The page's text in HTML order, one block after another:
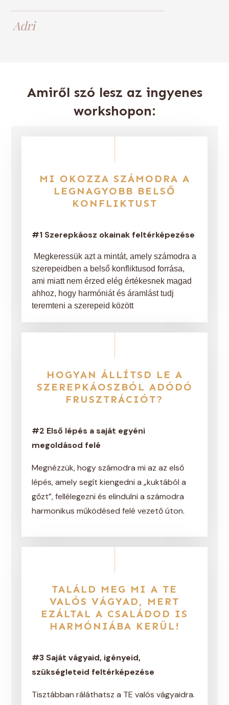
Adri
Amiről szó lesz az ingyenes
workshopon:
MI OKOZZA SZÁMODRA A
LEGNAGYOBB BELSŐ
KONFLIKTUST
#1 Szerepkáosz okainak feltérképezése
Megkeressük azt a mintát, amely számodra a
szerepeidben a belső konfliktusod forrása,
ami miatt nem érzed elég értékesnek magad
ahhoz, hogy harmóniát és áramlást tudj
teremteni a szerepeid között
HOGYAN ÁLLÍTSD LE A
SZEREPKÁOSZBÓL ADÓDÓ
FRUSZTRÁCIÓT?
#2 Első lépés a saját egyéni
megoldásod felé
Megnézzük, hogy számodra mi az az első
lépés, amely segít kiengedni a „kuktából a
gőzt”, fellélegezni és elindulni a számodra
harmonikus működésed felé vezető úton.
TALÁLD MEG MI A TE
VALÓS VÁGYAD, MERT
EZÁLTAL A CSALÁDOD IS
HARMÓNIÁBA KERÜL!
#3 Saját vágyaid, igényeid,
szükségleteid feltérképezése
Tisztábban ráláthatsz a TE valós vágyaidra.